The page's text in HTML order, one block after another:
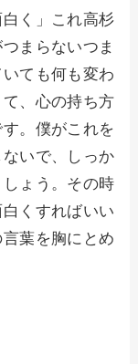
白く」これ高杉
まらないつま
ても何も変わ
、心の持ち方
。僕がこれを
いで、しっか
ょう。その時
くすればいい
葉を胸にとめ